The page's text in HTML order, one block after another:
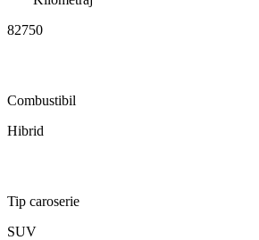
82750
Combustibil
Hibrid
Tip caroserie
SUV